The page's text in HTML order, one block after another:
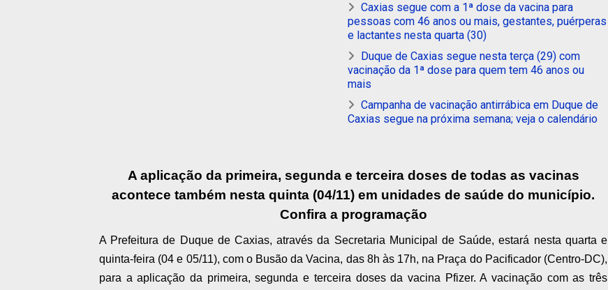
Caxias segue com a 1ª dose da vacina para
pessoas com 46 anos ou mais, gestantes, puérperas
e lactantes nesta quarta (30)
Duque de Caxias segue nesta terça (29) com
vacinação da 1ª dose para quem tem 46 anos ou
mais
Campanha de vacinação antirrábica em Duque de
Caxias segue na próxima semana; veja o calendário
A aplicação da primeira, segunda e terceira doses de todas as vacinas
acontece também nesta quinta (04/11) em unidades de saúde do município.
Confira a programação
A Prefeitura de Duque de Caxias, através da Secretaria Municipal de Saúde, estará nesta quarta e
quinta-feira (04 e 05/11), com o Busão da Vacina, das 8h às 17h, na Praça do Pacificador (Centro-DC),
para a aplicação da primeira, segunda e terceira doses da vacina Pfizer. A vacinação com as três